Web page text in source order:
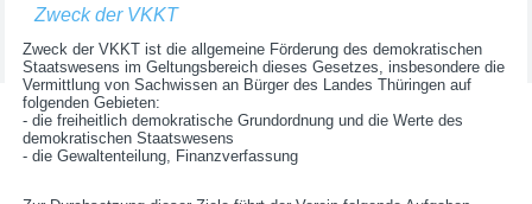
Zweck der VKKT
Zweck der VKKT ist die allgemeine Förderung des demokratischen
Staatswesens im Geltungsbereich dieses Gesetzes, insbesondere die
Vermittlung von Sachwissen an Bürger des Landes Thüringen auf
folgenden Gebieten:
- die freiheitlich demokratische Grundordnung und die Werte des
demokratischen Staatswesens
- die Gewaltenteilung, Finanzverfassung